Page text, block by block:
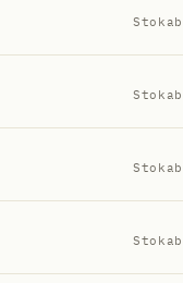
Stokab
Stokab
Stokab
Stokab